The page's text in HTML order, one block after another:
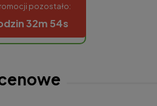
pozostało:
32m 54s